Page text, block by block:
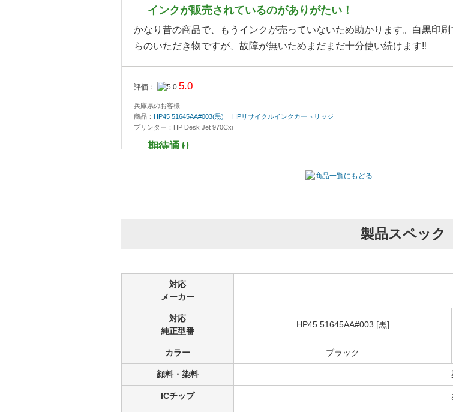
インクが販売されているのがありがたい！
かなり昔の商品で、もうインクが売っていないため助かります。白黒印
らのいただき物ですが、故障が無いためまだまだ十分使い続けます‼︎
評価： 5.0
兵庫県のお客様
商品： HP45 51645AA#003(黒) HPリサイクルインクカートリッジ
プリンター：HP Desk Jet 970Cxi
期待通り
東京都のお客様
HP45 51645AA#003(黒) HPリサイクルインクカートリッジ
プリンター：HP815C
印刷充実
黒インクについては多量消費するので安い価格提供はありがたい。古い
入手の方が早いのでとても役立っています。
5.0
製品スペック
対応
メーカー
対応
純正型番
HP45 51645AA#003 [黒]
カラー ブラック
顔料・染料
ICチップ